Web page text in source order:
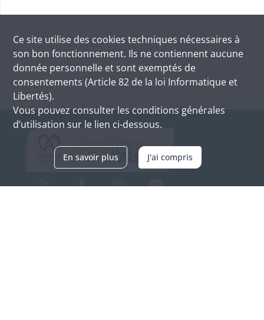
Ce site utilise des cookies techniques nécessaires à
son bon fonctionnement. Ils ne contiennent aucune
donnée personnelle et sont exemptés de
consentements (Article 82 de la loi Informatique et
Libertés).
Vous pouvez consulter les conditions générales
d’utilisation sur le lien ci-dessous.
En savoir plus J'ai compris